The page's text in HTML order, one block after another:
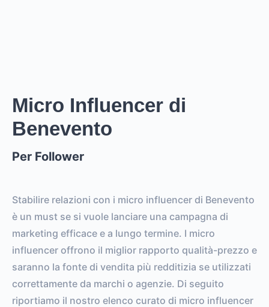
0
FOLLOWERS
Micro Influencer di
Benevento
Per Follower
Stabilire relazioni con i micro influencer di Benevento
è un must se si vuole lanciare una campagna di
marketing efficace e a lungo termine. I micro
influencer offrono il miglior rapporto qualità-prezzo e
saranno la fonte di vendita più redditizia se utilizzati
correttamente da marchi o agenzie. Di seguito
riportiamo il nostro elenco curato di micro influencer